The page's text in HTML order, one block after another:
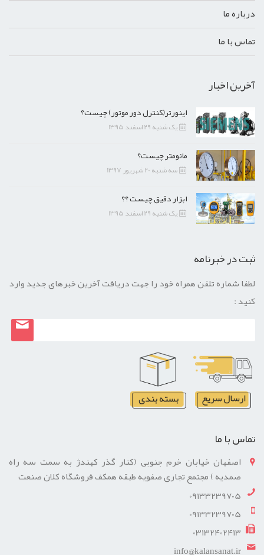
درباره ما
تماس با ما
آخرین اخبار
اینورتر(کنترل دور موتور) چیست؟
یک شنبه 29 اسفند 1395
مانومتر چیست؟
سه شنبه 20 شهریور 1397
ابزار دقیق چیست ؟؟
یک شنبه 29 اسفند 1395
ثبت در خبرنامه
لطفا شماره تلفن همراه خود را جهت دریافت آخرین خبرهای جدید وارد
کنید :
تماس با ما
اصفهان خیابان خرم جنوبی (کنار گذر کهندژ به سمت سه راه
صمدیه ) مجتمع تجاری صفویه طبقه همکف فروشگاه کلان صنعت
09133239705
09133239705
03132402413
info@kalansanat.ir